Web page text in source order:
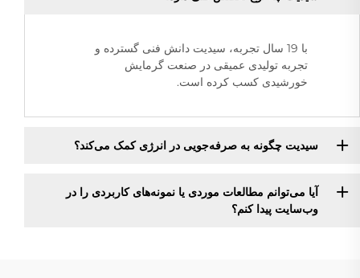
با 19 سال تجربه، سیدیت دانش فنی گسترده و
تجربه تولیدی عمیقی در صنعت گرمایش
خورشیدی کسب کرده است.
سیدیت چگونه به صرفه‌جویی در انرژی کمک می‌کند؟
آیا می‌توانم مطالعات موردی یا نمونه‌های کاربردی را در
وب‌سایت پیدا کنم؟